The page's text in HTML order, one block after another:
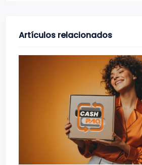
Artículos relacionados